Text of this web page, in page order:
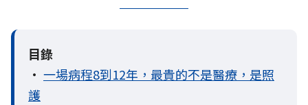
目錄
• 一場病程8到12年，最貴的不是醫療，是照
護